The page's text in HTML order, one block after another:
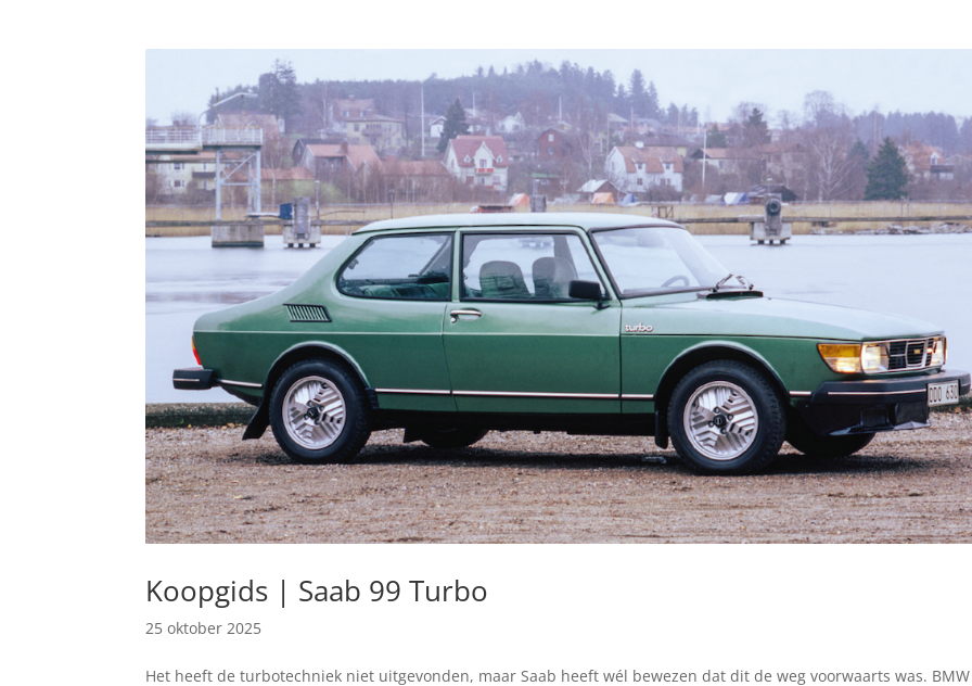
Koopgids | Saab 99 Turbo
25 oktober 2025
Het heeft de turbotechniek niet uitgevonden, maar Saab heeft wél bewezen dat dit de weg voorwaarts was. BMW